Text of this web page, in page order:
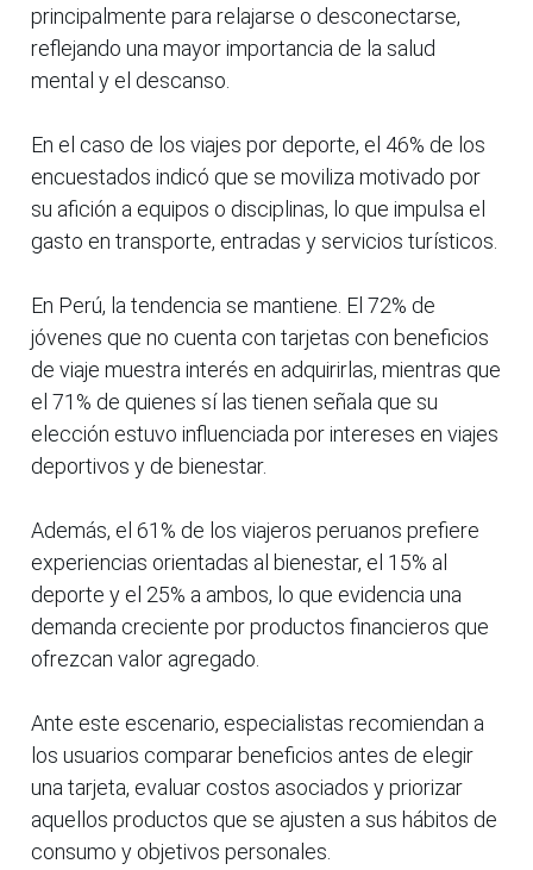
principalmente para relajarse o desconectarse,
reflejando una mayor importancia de la salud
mental y el descanso.
En el caso de los viajes por deporte, el 46% de los
encuestados indicó que se moviliza motivado por
su afición a equipos o disciplinas, lo que impulsa el
gasto en transporte, entradas y servicios turísticos.
En Perú, la tendencia se mantiene. El 72% de
jóvenes que no cuenta con tarjetas con beneficios
de viaje muestra interés en adquirirlas, mientras que
el 71% de quienes sí las tienen señala que su
elección estuvo influenciada por intereses en viajes
deportivos y de bienestar.
Además, el 61% de los viajeros peruanos prefiere
experiencias orientadas al bienestar, el 15% al
deporte y el 25% a ambos, lo que evidencia una
demanda creciente por productos financieros que
ofrezcan valor agregado.
Ante este escenario, especialistas recomiendan a
los usuarios comparar beneficios antes de elegir
una tarjeta, evaluar costos asociados y priorizar
aquellos productos que se ajusten a sus hábitos de
consumo y objetivos personales.